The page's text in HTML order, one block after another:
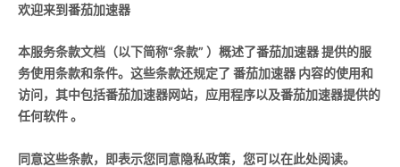
欢迎来到番茄加速器
本服务条款文档（以下简称“条款” ）概述了番茄加速器 提供的服
务使用条款和条件。这些条款还规定了 番茄加速器 内容的使用和
访问，其中包括番茄加速器网站，应用程序以及番茄加速器提供的
任何软件 。
同意这些条款，即表示您同意隐私政策，您可以在此处阅读。